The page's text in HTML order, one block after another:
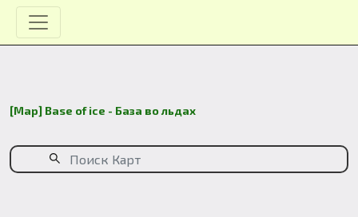
[Map] Base of ice - База во льдах